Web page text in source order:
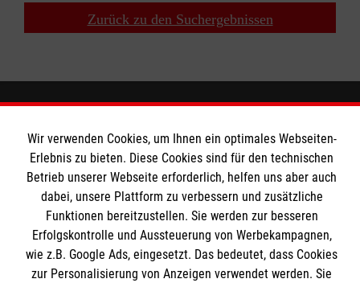
Zurück zu den Suchergebnissen
Wir Malteser
Spenden und Helfen
Angebote und Leistungen
Unsere Kurse
Mitarbeiten
Informationen
Wir verwenden Cookies, um Ihnen ein optimales Webseiten-
Erlebnis zu bieten. Diese Cookies sind für den technischen
Betrieb unserer Webseite erforderlich, helfen uns aber auch
dabei, unsere Plattform zu verbessern und zusätzliche
Funktionen bereitzustellen. Sie werden zur besseren
Erfolgskontrolle und Aussteuerung von Werbekampagnen,
wie z.B. Google Ads, eingesetzt. Das bedeutet, dass Cookies
zur Personalisierung von Anzeigen verwendet werden. Sie